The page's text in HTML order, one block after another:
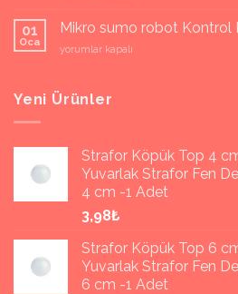
setleri
ve
için
01
Oca
Mikro sumo robot Kontrol
Mikro
Kontrol
Siparişi
yorumlar kapalı
Yeni Ürünler
Strafor Köpük Top 4
Yuvarlak Strafor Fen
4 cm -1 Adet
3,98₺
Strafor Köpük Top 6
Yuvarlak Strafor Fen
6 cm -1 Adet